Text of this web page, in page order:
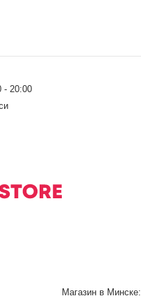
- 20:00
Магазин в Минске: